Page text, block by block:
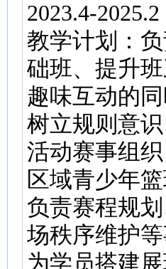
2023.4-
教学计划：
础班、提升
趣味互动的
树立规则意
活动赛事组
区域青少年
负责赛程规
场秩序维护
为学员搭建